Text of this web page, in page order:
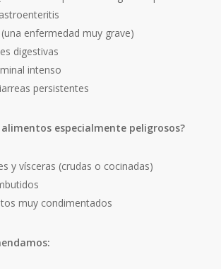
enfermedad muy grave)
digestivas
intenso
persistentes
alimentos especialmente peligrosos?
y vísceras (crudas o cocinadas)
muy condimentados